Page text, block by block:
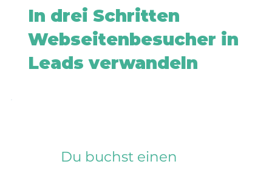
In drei Schritten
Webseitenbesucher in
Leads verwandeln
Du buchst einen